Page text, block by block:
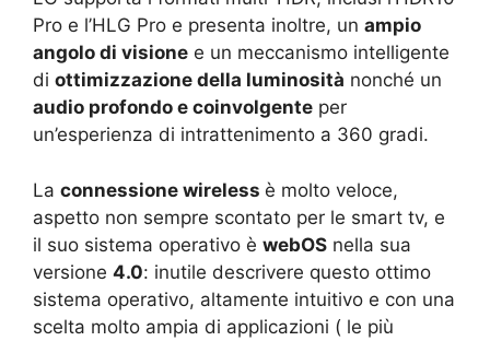
Pro e l’HLG Pro e presenta inoltre, un ampio
angolo di visione e un meccanismo intelligente
di ottimizzazione della luminosità nonché un
audio profondo e coinvolgente per
un’esperienza di intrattenimento a 360 gradi.
La connessione wireless è molto veloce,
aspetto non sempre scontato per le smart tv, e
il suo sistema operativo è webOS nella sua
versione 4.0: inutile descrivere questo ottimo
sistema operativo, altamente intuitivo e con una
scelta molto ampia di applicazioni ( le più